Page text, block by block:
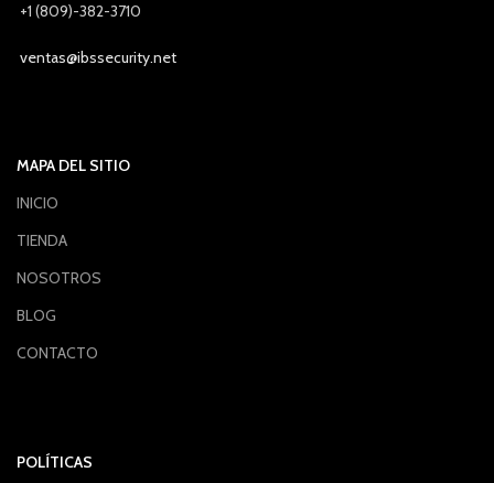
+1 (809)-382-3710
ventas@ibssecurity.net
MAPA DEL SITIO
INICIO
TIENDA
NOSOTROS
BLOG
CONTACTO
POLÍTICAS